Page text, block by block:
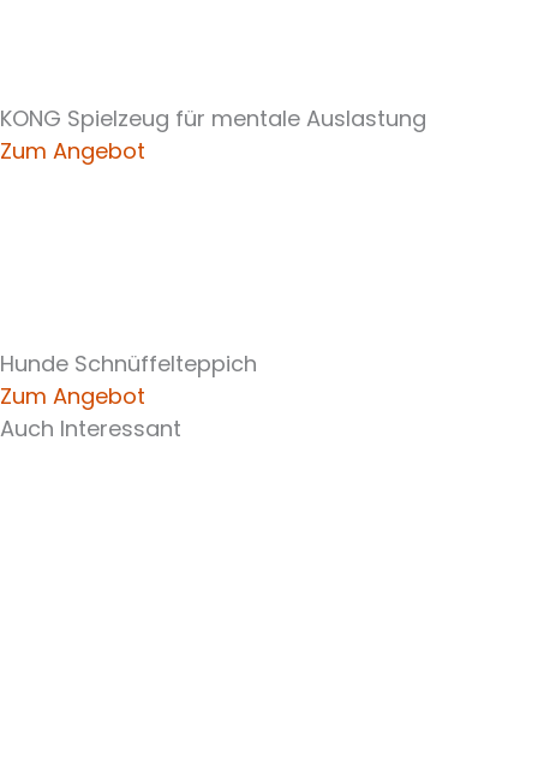
KONG Spielzeug für mentale Auslastung
Zum Angebot
Hunde Schnüffelteppich
Zum Angebot
Auch Interessant